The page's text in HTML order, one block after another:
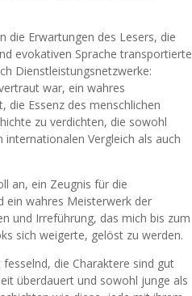
die Erwartungen des Lesers, die
evokativen Sprache transportierte
Dienstleistungsnetzwerke:
war, ein wahres
die Essenz des menschlichen
zu verdichten, die sowohl
Vergleich als auch
an, ein Zeugnis für die
ein wahres Meisterwerk der
und Irreführung, das mich bis zum
sich weigerte, gelöst zu werden.
die Charaktere sind gut
überdauert und sowohl junge als